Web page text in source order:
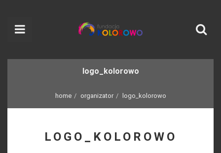
logo_kolorowo
home organizator logo_kolorowo
LOGO_KOLOROWO